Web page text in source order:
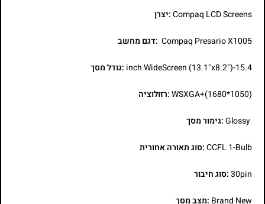
Compaq LCD Screens:יצרן
Compaq Presario X1005 :דגם מחשב
15.4-inch WideScreen (13.1"x8.2") :גודל מסך
WSXGA+(1680*1050):רזולוציה
Glossy:גימור מסך
CCFL 1-Bulb:סוג תאורה אחורית
30pin:סוג חיבור
Brand New :מצב מסך